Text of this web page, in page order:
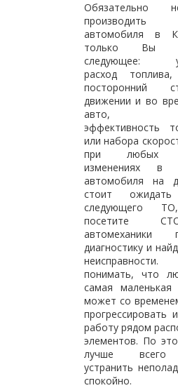
Обязательно
автомобиля в
только Вы
следующее:
расход
посторонний
движении и во
авто,
эффективность
или набора
при любых
изменениях в
автомобиля на
стоит
следующего
посетите
автомеханики
диагностику и
понимать, что
самая маленькая
может со
прогрессировать
работу рядом
элементов. По
лучше всего
устранить
спокойно.